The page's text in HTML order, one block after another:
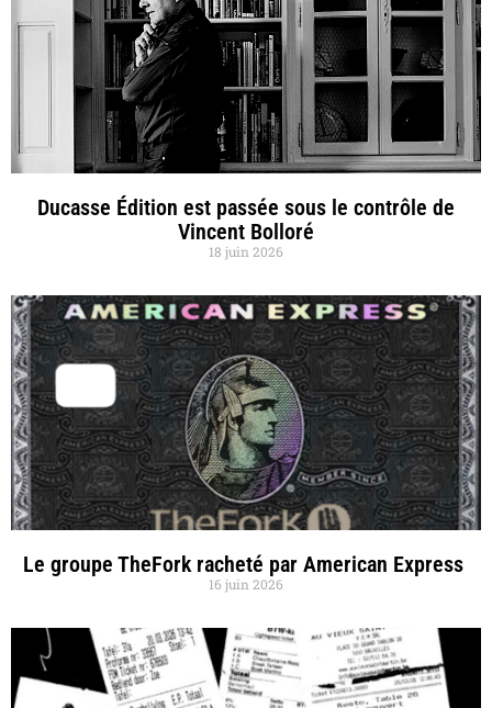
Ducasse Édition est passée sous le contrôle de
Vincent Bolloré
18 juin 2026
Le groupe TheFork racheté par American Express
16 juin 2026